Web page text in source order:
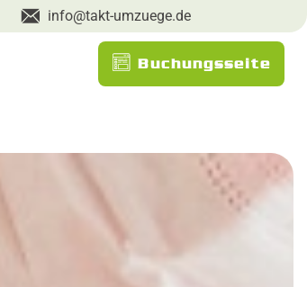
info@takt-umzuege.de
Buchungsseite